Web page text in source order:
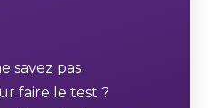
savez pas
faire le test ?